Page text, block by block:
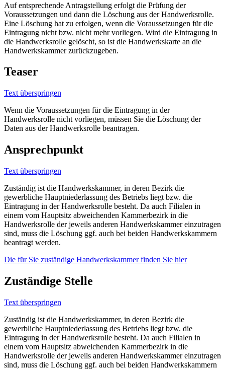
Auf entsprechende Antragstellung erfolgt die Prüfung der
Voraussetzungen und dann die Löschung aus der Handwerksrolle.
Eine Löschung hat zu erfolgen, wenn die Voraussetzungen für die
Eintragung nicht bzw. nicht mehr vorliegen. Wird die Eintragung in
die Handwerksrolle gelöscht, so ist die Handwerkskarte an die
Handwerkskammer zurückzugeben.
Teaser
Text überspringen
Wenn die Voraussetzungen für die Eintragung in der
Handwerksrolle nicht vorliegen, müssen Sie die Löschung der
Daten aus der Handwerksrolle beantragen.
Ansprechpunkt
Text überspringen
Zuständig ist die Handwerkskammer, in deren Bezirk die
gewerbliche Hauptniederlassung des Betriebs liegt bzw. die
Eintragung in der Handwerksrolle besteht. Da auch Filialen in
einem vom Hauptsitz abweichenden Kammerbezirk in die
Handwerksrolle der jeweils anderen Handwerkskammer einzutragen
sind, muss die Löschung ggf. auch bei beiden Handwerkskammern
beantragt werden.
Die für Sie zuständige Handwerkskammer finden Sie hier
Zuständige Stelle
Text überspringen
Zuständig ist die Handwerkskammer, in deren Bezirk die
gewerbliche Hauptniederlassung des Betriebs liegt bzw. die
Eintragung in der Handwerksrolle besteht. Da auch Filialen in
einem vom Hauptsitz abweichenden Kammerbezirk in die
Handwerksrolle der jeweils anderen Handwerkskammer einzutragen
sind, muss die Löschung ggf. auch bei beiden Handwerkskammern